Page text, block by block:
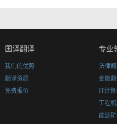
国译翻译
我们的优势
翻译资质
免费报价
专业
法律
金融
IT计
工程
能源